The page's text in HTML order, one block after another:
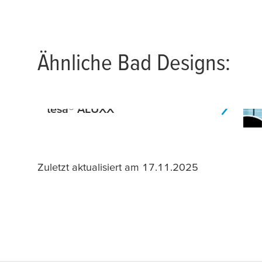
Ähnliche Bad Designs:
tesa® ALUXX
Zuletzt aktualisiert am 17.11.2025